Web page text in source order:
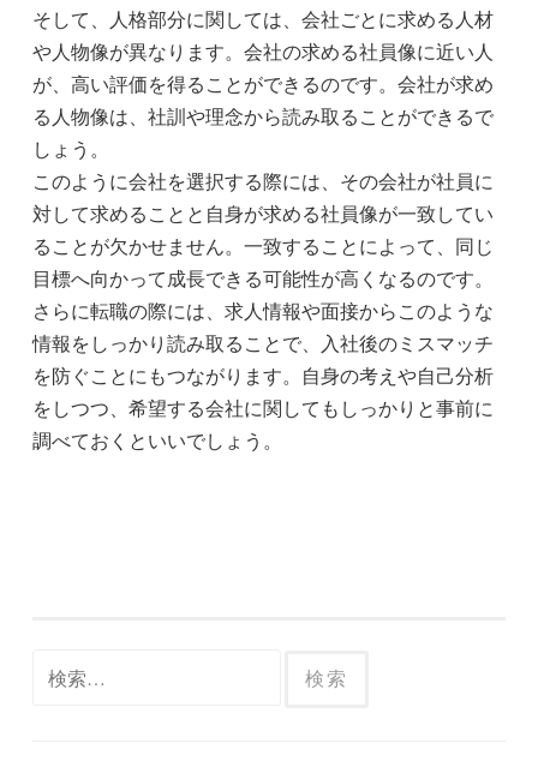
そして、人格部分に関しては、会社ごとに求める人材
や人物像が異なります。会社の求める社員像に近い人
が、高い評価を得ることができるのです。会社が求め
る人物像は、社訓や理念から読み取ることができるで
しょう。
このように会社を選択する際には、その会社が社員に
対して求めることと自身が求める社員像が一致してい
ることが欠かせません。一致することによって、同じ
目標へ向かって成長できる可能性が高くなるのです。
さらに転職の際には、求人情報や面接からこのような
情報をしっかり読み取ることで、入社後のミスマッチ
を防ぐことにもつながります。自身の考えや自己分析
をしつつ、希望する会社に関してもしっかりと事前に
調べておくといいでしょう。